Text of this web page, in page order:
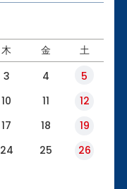
木 金 土
3 4
5
10 11
12
17 18
19
24 25
26